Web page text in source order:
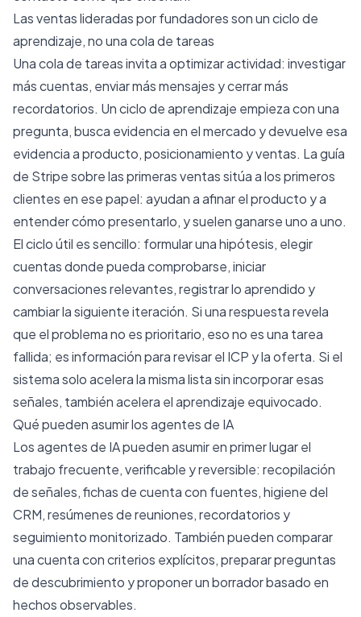
Las ventas lideradas por fundadores son un ciclo de
aprendizaje, no una cola de tareas
Una cola de tareas invita a optimizar actividad: investigar
más cuentas, enviar más mensajes y cerrar más
recordatorios. Un ciclo de aprendizaje empieza con una
pregunta, busca evidencia en el mercado y devuelve esa
evidencia a producto, posicionamiento y ventas. Laguía
de Stripe sobre las primeras ventassitúa a los primeros
clientes en ese papel: ayudan a afinar el producto y a
entender cómo presentarlo, y suelen ganarse uno a uno.
El ciclo útil es sencillo: formular una hipótesis, elegir
cuentas donde pueda comprobarse, iniciar
conversaciones relevantes, registrar lo aprendido y
cambiar la siguiente iteración. Si una respuesta revela
que el problema no es prioritario, eso no es una tarea
fallida; es información para revisar el ICP y la oferta. Si el
sistema solo acelera la misma lista sin incorporar esas
señales, también acelera el aprendizaje equivocado.
Qué pueden asumir los agentes de IA
Los agentes de IA pueden asumir en primer lugar el
trabajo frecuente, verificable y reversible: recopilación
de señales, fichas de cuenta con fuentes, higiene del
CRM, resúmenes de reuniones, recordatorios y
seguimiento monitorizado. También pueden comparar
una cuenta con criterios explícitos, preparar preguntas
de descubrimiento y proponer un borrador basado en
hechos observables.